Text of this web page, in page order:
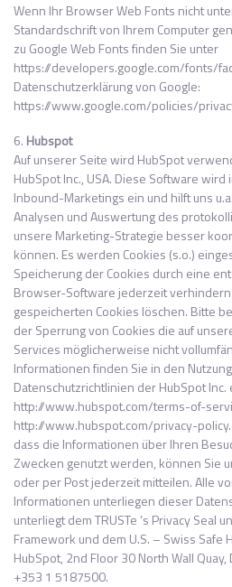
Wenn Ihr Browser Web Fonts nicht
Standardschrift von Ihrem Computer
zu Google Web Fonts finden Sie unter
https://developers.google.com/fonts/
Datenschutzerklärung von Google:
https://www.google.com/policies/
6. Hubspot
Auf unserer Seite wird HubSpot
HubSpot Inc., USA. Diese Software
Inbound-Marketings ein und hilft uns
Analysen und Auswertung des
unsere Marketing-Strategie besser
können. Es werden Cookies (s.o.)
Speicherung der Cookies durch eine
Browser-Software jederzeit
gespeicherten Cookies löschen. Bitte
der Sperrung von Cookies die auf
Services möglicherweise nicht
Informationen finden Sie in den
Datenschutzrichtlinien der HubSpot
http://www.hubspot.com/terms-of-
http://www.hubspot.com/privacy-
dass die Informationen über Ihren
Zwecken genutzt werden, können Sie
oder per Post jederzeit mitteilen. Alle
Informationen unterliegen dieser
unterliegt dem TRUSTe ’s Privacy Seal
Framework und dem U.S. – Swiss Safe
HubSpot, 2nd Floor 30 North Wall
+353 1 5187500.